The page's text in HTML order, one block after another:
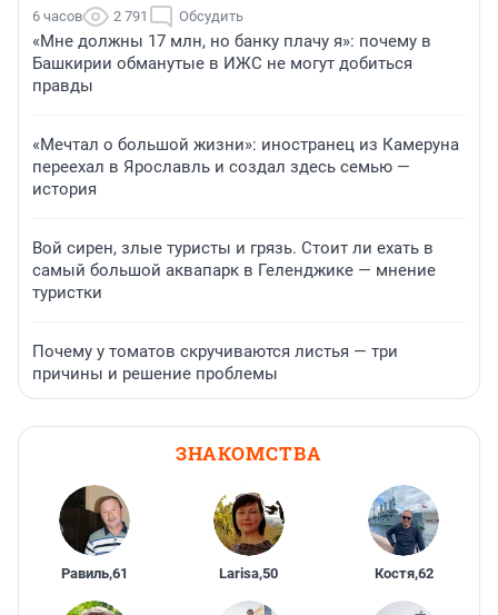
6 часов 2 791 Обсудить
«Мне должны 17 млн, но банку плачу я»: почему в
Башкирии обманутые в ИЖС не могут добиться
правды
«Мечтал о большой жизни»: иностранец из Камеруна
переехал в Ярославль и создал здесь семью —
история
Вой сирен, злые туристы и грязь. Стоит ли ехать в
самый большой аквапарк в Геленджике — мнение
туристки
Почему у томатов скручиваются листья — три
причины и решение проблемы
ЗНАКОМСТВА
Равиль,61 Larisa,50 Костя,62